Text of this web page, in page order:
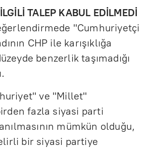
TALEP KABUL EDİLMEDİ
"Cumhuriyetçi
CHP ile karışıklığa
benzerlik taşımadığı
ve "Millet"
fazla siyasi parti
mümkün olduğu,
bir siyasi partiye